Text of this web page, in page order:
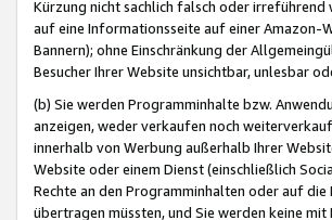
Kürzung nicht sachlich falsch oder irreführend
auf eine Informationsseite auf einer Amazon-
Bannern); ohne Einschränkung der
Besucher Ihrer Website unsichtbar, unlesbar
(b) Sie werden Programminhalte bzw.
anzeigen, weder verkaufen noch
innerhalb von Werbung außerhalb Ihrer
Website oder einem Dienst (einschließlich
Rechte an den Programminhalten oder auf
übertragen müssten, und Sie werden keine